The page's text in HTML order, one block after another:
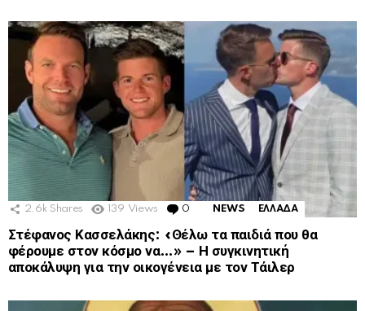
2.6k Shares 139 Views 0 Comments
NEWS ΕΛΛΑΔΑ
Στέφανος Κασσελάκης: «Θέλω τα παιδιά που θα
φέρουμε στον κόσμο να…» – Η συγκινητική
αποκάλυψη για την οικογένεια με τον Τάιλερ